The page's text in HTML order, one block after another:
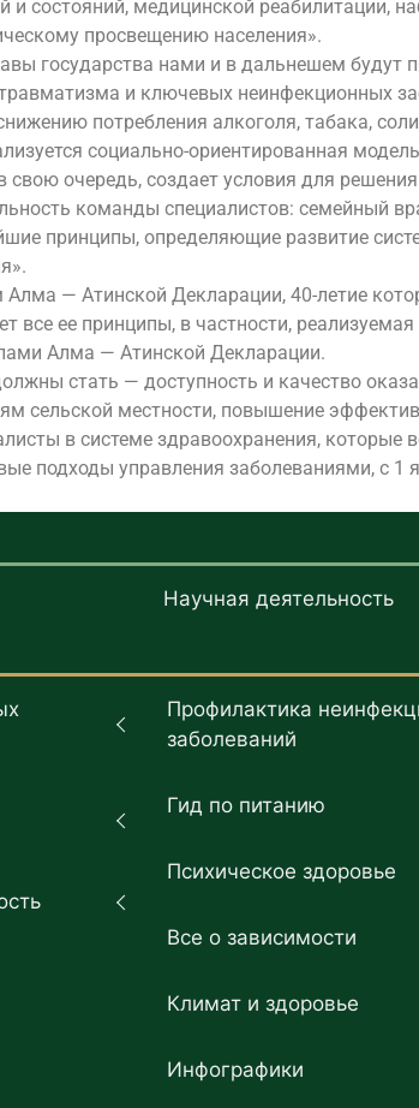
и состояний, медицинской
просвещению населения».
государства нами и в дальнешем будут
и ключевых неинфекционных
потребления алкоголя, табака,
социально-ориентированная
свою очередь, создает условия для
команды специалистов: семейный
принципы, определяющие развитие
Алма — Атинской Декларации, 40-летие
все ее принципы, в частности,
Алма — Атинской Декларации.
стать — доступность и качество
сельской местности, повышение
в системе здравоохранения, которые
подходы управления заболеваниями, с 1
Научная деятельность
Профилактика
заболеваний
Гид по питанию
Психическое здоровье
Все о зависимости
Климат и здоровье
Инфографики